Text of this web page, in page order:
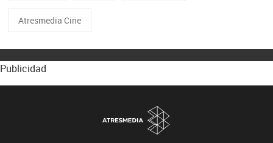
Atresmedia Cine
Publicidad